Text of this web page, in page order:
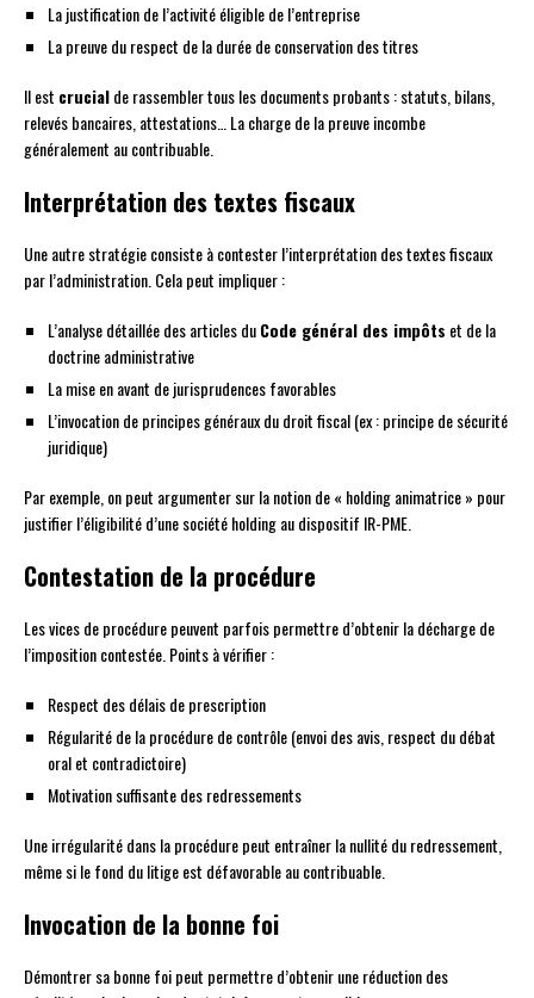
La justification de l’activité éligible de l’entreprise
La preuve du respect de la durée de conservation des titres
Il est crucialde rassembler tous les documents probants : statuts, bilans,
relevés bancaires, attestations… La charge de la preuve incombe
généralement au contribuable.
Interprétation des textes fiscaux
Une autre stratégie consiste à contester l’interprétation des textes fiscaux
par l’administration. Cela peut impliquer :
L’analyse détaillée des articles duCode général des impôts et de la
doctrine administrative
La mise en avant de jurisprudences favorables
L’invocation de principes généraux du droit fiscal (ex : principe de sécurité
juridique)
Par exemple, on peut argumenter sur la notion de « holding animatrice » pour
justifier l’éligibilité d’une société holding au dispositif IR-PME.
Contestation de la procédure
Les vices de procédure peuvent parfois permettre d’obtenir la décharge de
l’imposition contestée. Points à vérifier :
Respect des délais de prescription
Régularité de la procédure de contrôle (envoi des avis, respect du débat
oral et contradictoire)
Motivation suffisante des redressements
Une irrégularité dans la procédure peut entraîner la nullité du redressement,
même si le fond du litige est défavorable au contribuable.
Invocation de la bonne foi
Démontrer sa bonne foi peut permettre d’obtenir une réduction des